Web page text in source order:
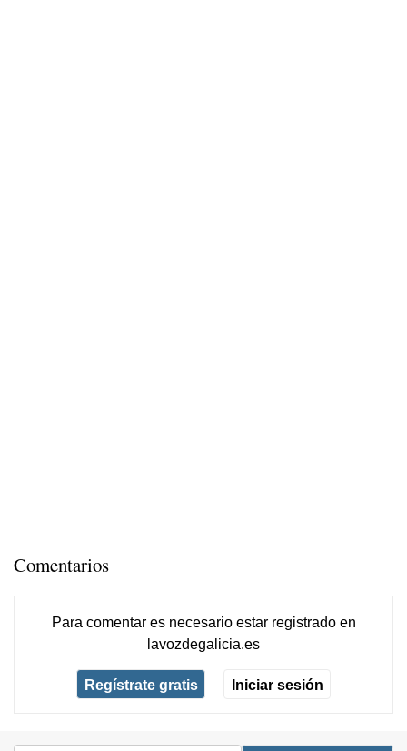
Comentarios
Para comentar es necesario estar registradoen
lavozdegalicia.es
Regístrate gratis Iniciar sesión